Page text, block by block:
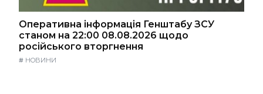
Оперативна інформація Генштабу ЗСУ
станом на 22:00 08.08.2026 щодо
російського вторгнення
# НОВИНИ